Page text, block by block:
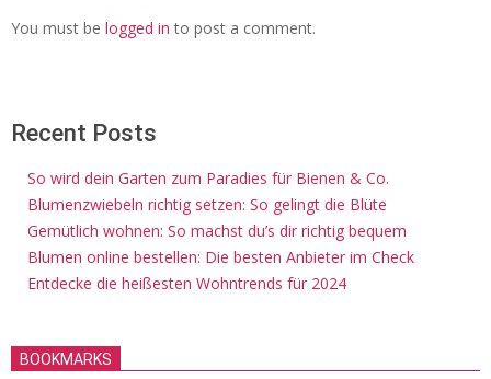
You must be logged in to post a comment.
Recent Posts
So wird dein Garten zum Paradies für Bienen & Co.
Blumenzwiebeln richtig setzen: So gelingt die Blüte
Gemütlich wohnen: So machst du’s dir richtig bequem
Blumen online bestellen: Die besten Anbieter im Check
Entdecke die heißesten Wohntrends für 2024
BOOKMARKS